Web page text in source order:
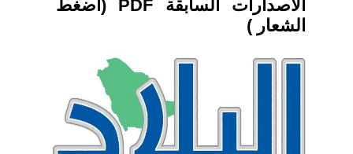
الاصدارات السابقة PDF (اضغط
الشعار )